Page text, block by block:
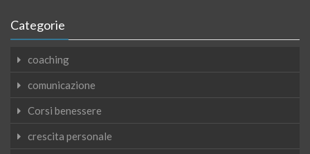
Categorie
coaching
comunicazione
Corsi benessere
crescita personale